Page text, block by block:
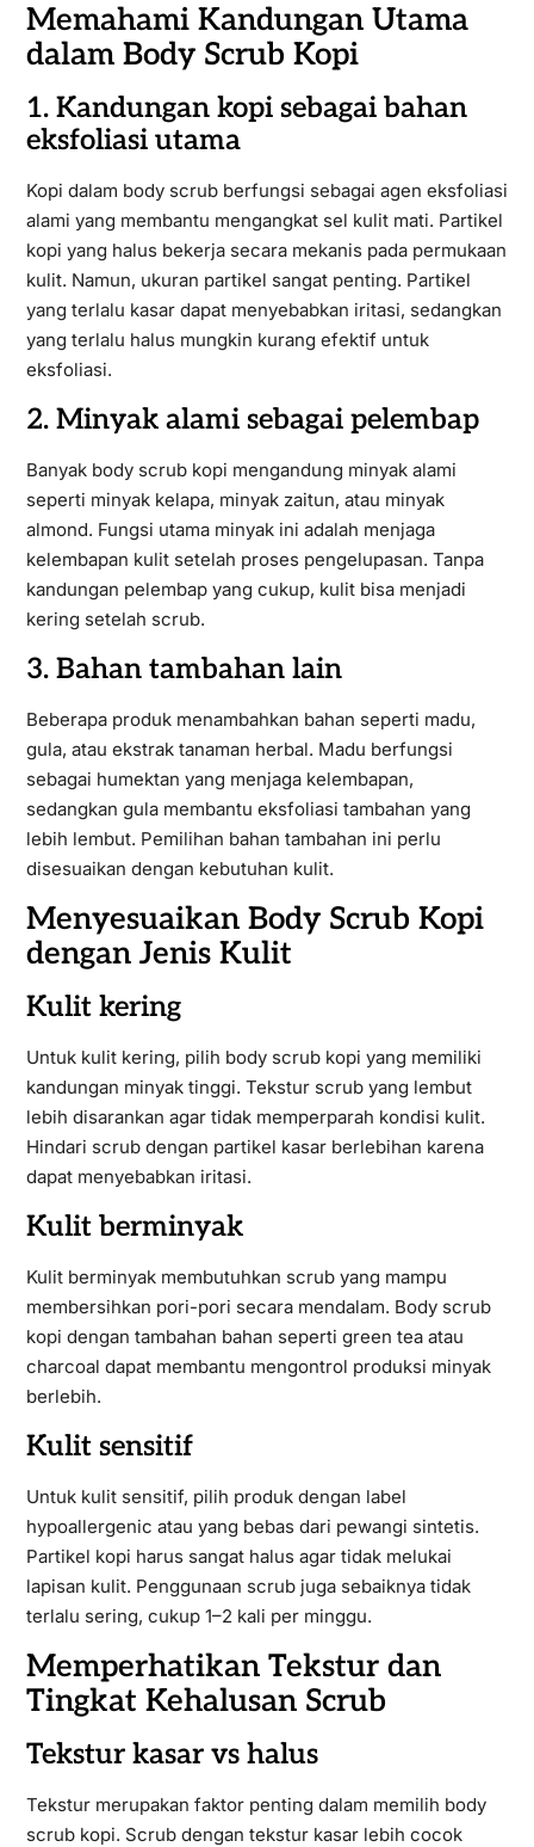
Memahami Kandungan Utama
dalam Body Scrub Kopi
1. Kandungan kopi sebagai bahan
eksfoliasi utama
Kopi dalam body scrub berfungsi sebagai agen eksfoliasi
alami yang membantu mengangkat sel kulit mati. Partikel
kopi yang halus bekerja secara mekanis pada permukaan
kulit. Namun, ukuran partikel sangat penting. Partikel
yang terlalu kasar dapat menyebabkan iritasi, sedangkan
yang terlalu halus mungkin kurang efektif untuk
eksfoliasi.
2. Minyak alami sebagai pelembap
Banyak body scrub kopi mengandung minyak alami
seperti minyak kelapa, minyak zaitun, atau minyak
almond. Fungsi utama minyak ini adalah menjaga
kelembapan kulit setelah proses pengelupasan. Tanpa
kandungan pelembap yang cukup, kulit bisa menjadi
kering setelah scrub.
3. Bahan tambahan lain
Beberapa produk menambahkan bahan seperti madu,
gula, atau ekstrak tanaman herbal. Madu berfungsi
sebagai humektan yang menjaga kelembapan,
sedangkan gula membantu eksfoliasi tambahan yang
lebih lembut. Pemilihan bahan tambahan ini perlu
disesuaikan dengan kebutuhan kulit.
Menyesuaikan Body Scrub Kopi
dengan Jenis Kulit
Kulit kering
Untuk kulit kering, pilih body scrub kopi yang memiliki
kandungan minyak tinggi. Tekstur scrub yang lembut
lebih disarankan agar tidak memperparah kondisi kulit.
Hindari scrub dengan partikel kasar berlebihan karena
dapat menyebabkan iritasi.
Kulit berminyak
Kulit berminyak membutuhkan scrub yang mampu
membersihkan pori-pori secara mendalam. Body scrub
kopi dengan tambahan bahan seperti green tea atau
charcoal dapat membantu mengontrol produksi minyak
berlebih.
Kulit sensitif
Untuk kulit sensitif, pilih produk dengan label
hypoallergenic atau yang bebas dari pewangi sintetis.
Partikel kopi harus sangat halus agar tidak melukai
lapisan kulit. Penggunaan scrub juga sebaiknya tidak
terlalu sering, cukup 1–2 kali per minggu.
Memperhatikan Tekstur dan
Tingkat Kehalusan Scrub
Tekstur kasar vs halus
Tekstur merupakan faktor penting dalam memilih body
scrub kopi. Scrub dengan tekstur kasar lebih cocok